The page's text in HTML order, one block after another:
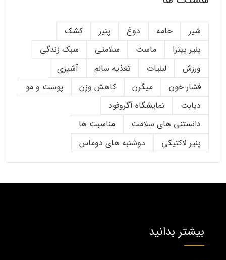
شیر خامه دوغ پنیر
کشک
پنیر پیتزا
ماست سلامتی
سبک زندگی
ورزش
لبنیات تغذیه سالم
آشپزی
فشار خون
میگرن کاهش وزن
پوست و مو
دیابت
نمایشگاه آگروفود
دانستنی های سلامت
مناسبت ها
پنیر لاکتیکی
دوشنبه های دوماس
بیشتر بدانید